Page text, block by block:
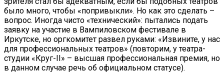
было много, чтобы «попривыкли». Но как это сделать –
вопрос. Иногда чисто «технический»: пытались подать
заявку на участие в Вампиловском фестивале в
Иркутске, но оргкомитет развел руками: «Извините, у нас
для профессиональных театров» (повторим, у театра-
студии «Круг-II» – высшая профессиональная премия, но
в данном случае речь об официальном статусе).